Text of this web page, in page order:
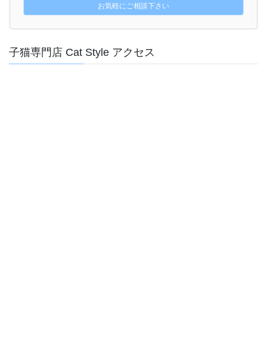
お気軽にご相談下さい
子猫専門店 Cat Style アクセス